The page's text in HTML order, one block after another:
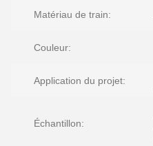
Matériau de train:
Couleur:
Application du projet:
Échantillon: